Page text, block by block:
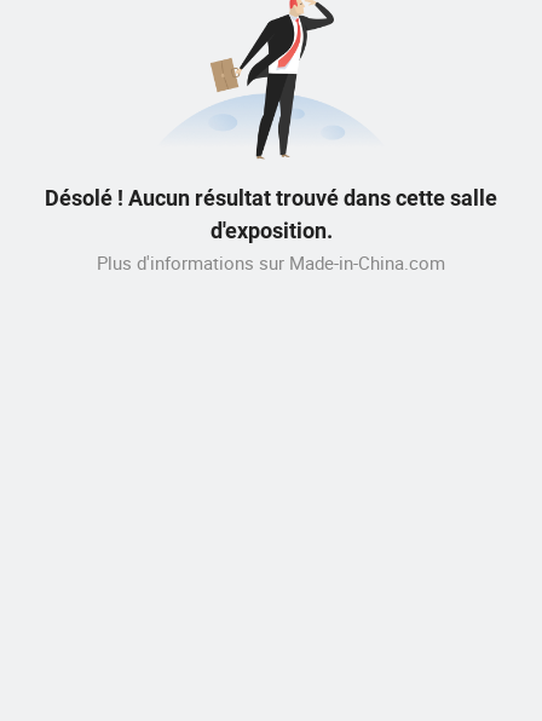
Désolé ! Aucun résultat trouvé dans cette salle
d'exposition.
Plus d'informations sur Made-in-China.com